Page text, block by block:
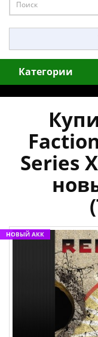
Категории
Series
НОВЫЙ АКК